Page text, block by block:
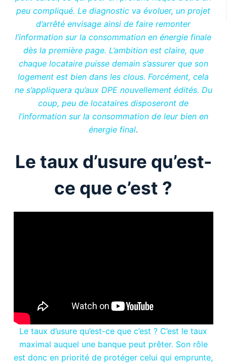
peu compliqué. Le diagnostic va évoluer, un projet
d’arrêté envisage ainsi de faire remonter
l’information sur la consommation en énergie finale
dès la première page. L’ambition est claire, que
chaque locataire puisse demain s’assurer que son
logement est bien dans les clous. Forcément, cela
ne s’appliquera qu’aux DPE nouvellement édités. Du
coup, peu de locataires disposeront de
l’information sur la consommation de leur bien en
énergie final.
Le taux d’usure qu’est-
ce que c’est ?
Le taux d’usure qu’est-ce que c’est ? C’est le taux
maximal auquel une banque peut prêter. Son rôle
est donc en priorité de protéger celui qui emprunte,